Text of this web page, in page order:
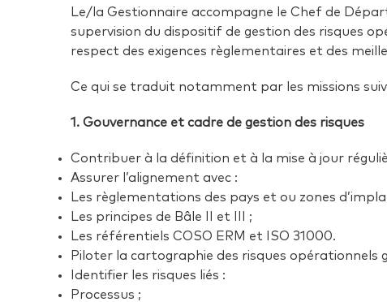
Le/la Gestionnaire accompagne le Chef de
supervision du dispositif de gestion des risques
respect des exigences règlementaires et des
Ce qui se traduit notamment par les missions
1. Gouvernance et cadre de gestion des risques
Contribuer à la définition et à la mise à jour
Assurer l’alignement avec :
Les règlementations des pays et ou zones
Les principes de Bâle II et III ;
Les référentiels COSO ERM et ISO 31000.
Piloter la cartographie des risques opérationnels
Identifier les risques liés :
Processus ;